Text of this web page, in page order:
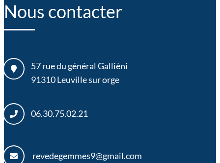
Nous contacter
57 rue du général Gallièni
91310Leuville sur orge
06.30.75.02.21
revedegemmes9@gmail.com